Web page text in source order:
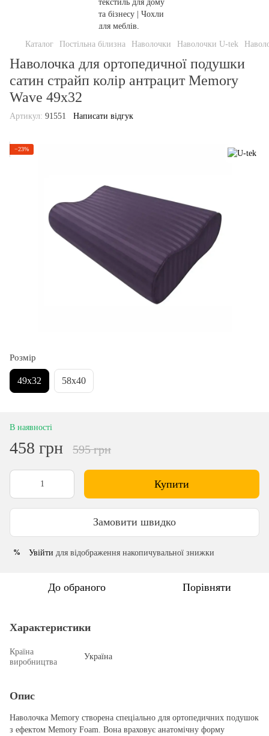
Каталог Постільна білизна Наволочки Наволочки U-tek
Наволочка для ортопедичної подушки
сатин страйп колір антрацит Memory
Wave 49х32
Артикул: 91551 Написати відгук
−23%
Розмір
49х32 58х40
В наявності
458 грн 595 грн
Купити
Замовити швидко
% Увійти для відображення накопичувальної знижки
До обраного Порівняти
Характеристики
Країна
виробництва
Україна
Опис
Наволочка Memory створена спеціально для ортопедичних подушок
з ефектом Memory Foam. Вона враховує анатомічну форму